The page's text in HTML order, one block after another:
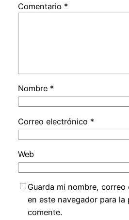
Comentario *
Nombre *
Correo electrónico *
Web
Guarda mi nombre,
en este navegador para la
comente.